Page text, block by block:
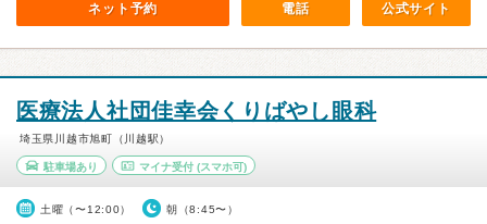
ネット予約 電話 公式サイト
医療法人社団佳幸会くりばやし眼科
埼玉県川越市旭町（川越駅）
駐車場あり マイナ受付(スマホ可)
土曜（〜12:00） 朝（8:45〜）